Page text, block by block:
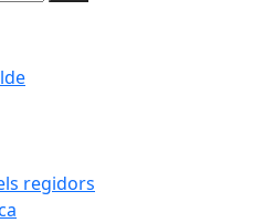
regidors